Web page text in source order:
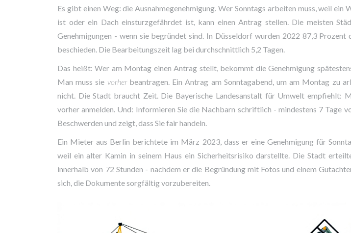
Es gibt einen Weg: die Ausnahmegenehmigung. Wer Sonntags arbeiten muss, weil ein
ist oder ein Dach einsturzgefährdet ist, kann einen Antrag stellen. Die meisten
Genehmigungen - wenn sie begründet sind. In Düsseldorf wurden 2022 87,3
beschieden. Die Bearbeitungszeit lag bei durchschnittlich 5,2 Tagen.
Das heißt: Wer am Montag einen Antrag stellt, bekommt die Genehmigung
Man muss sie vorherbeantragen. Ein Antrag am Sonntagabend, um am Montag zu
nicht. Die Stadt braucht Zeit. Die Bayerische Landesanstalt für Umwelt empfiehlt:
vorher anmelden. Und: Informieren Sie die Nachbarn schriftlich - mindestens 7 Tage
Beschwerden und zeigt, dass Sie fair handeln.
Ein Mieter aus Berlin berichtete im März 2023, dass er eine Genehmigung für
weil ein alter Kamin in seinem Haus ein Sicherheitsrisiko darstellte. Die Stadt
innerhalb von 72 Stunden - nachdem er die Begründung mit Fotos und einem
sich, die Dokumente sorgfältig vorzubereiten.